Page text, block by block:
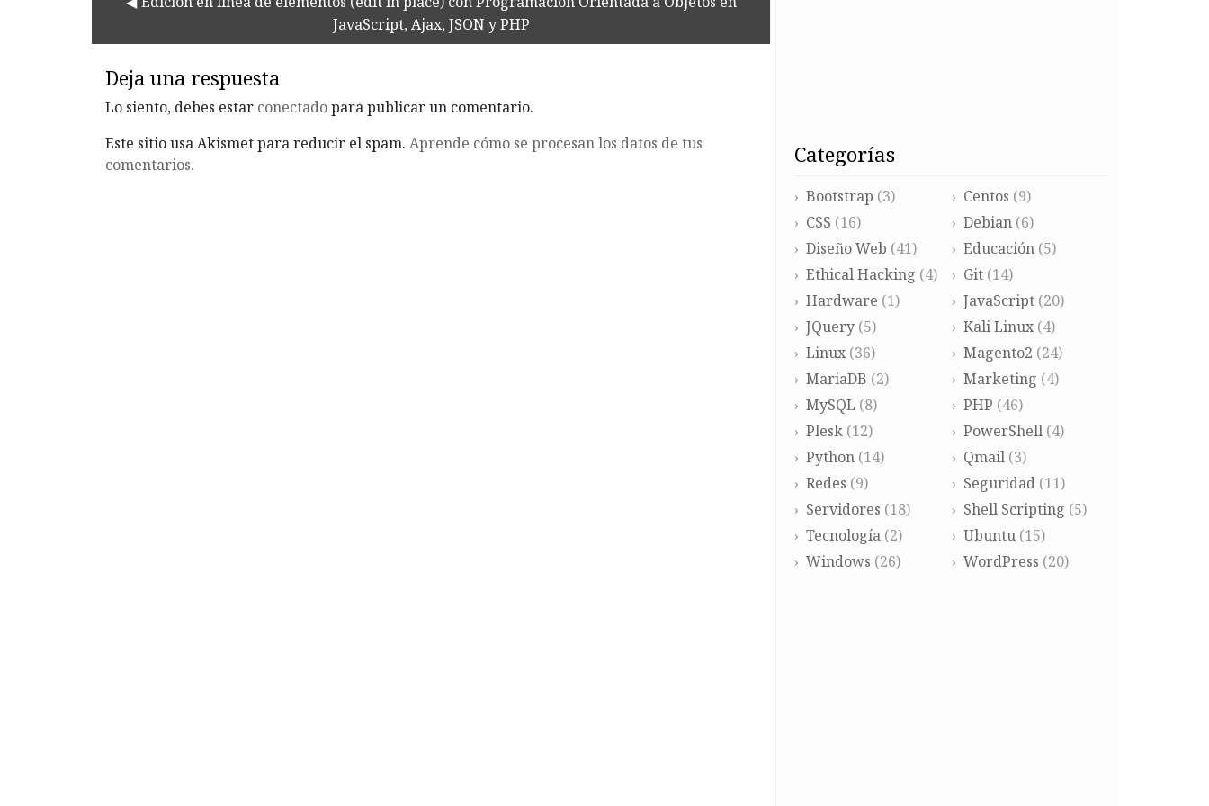
JavaScript, Ajax, JSON y PHP
Deja una respuesta
Lo siento, debes estar conectadopara publicar un comentario.
Este sitio usa Akismet para reducir el spam. Aprende cómo se procesan los datos de tus
comentarios.
categorías
Bootstrap (3) Centos (9)
CSS (16) Debian(6)
Diseño Web (41) Educación(5)
Ethical Hacking (4) Git(14)
Hardware (1) JavaScript(20)
JQuery (5) Kali Linux(4)
Linux (36) Magento2 (24)
MariaDB (2) Marketing (4)
MySQL (8) PHP (46)
Plesk (12) PowerShell(4)
Python (14) Qmail(3)
Redes (9) Seguridad(11)
Servidores (18) Shell Scripting (5)
Tecnología (2) Ubuntu(15)
Windows (26) WordPress (20)